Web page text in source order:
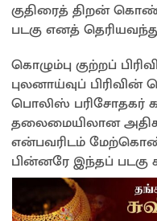
குதிரைத் திறன்
படகு எனத்
கொழும்பு குற்றப்
புலனாய்வுப் பிரிவின்
பொலிஸ் பரிசோதகர்
தலைமையிலான
என்பவரிடம்
பின்னரே இந்தப் படகு